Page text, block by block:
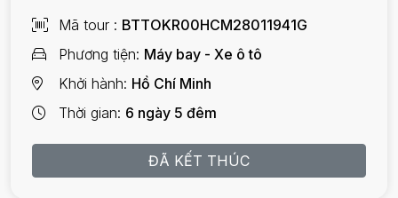
Mã tour
BTTOKR00HCM28011941G
Phương tiện Máy bay - Xe ô tô
Khởi hành Hồ Chí Minh
Thời gian 6 ngày 5 đêm
ĐÃ KẾT THÚC